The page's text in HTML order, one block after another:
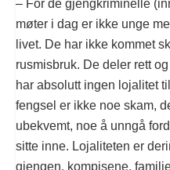
– For de gjengkriminelle
møter i dag er ikke unge
livet. De har ikke kommet
rusmisbruk. De deler rett
har absolutt ingen lojalitet
fengsel er ikke noe skam,
ubekvemt, noe å unngå
sitte inne. Lojaliteten er
gjengen, kompisene,